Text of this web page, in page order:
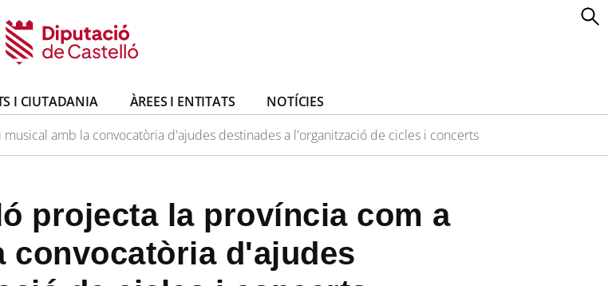
I CIUTADANIA ÀREES I ENTITATS
NOTÍCIES
amb la convocatòria d'ajudes destinades a l'organització de cicles i concerts
projecta la província com a
d'ajudes